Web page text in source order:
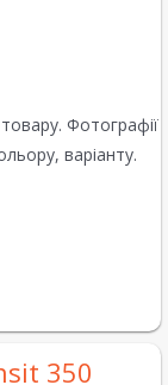
Фотографії
варіанту.
350